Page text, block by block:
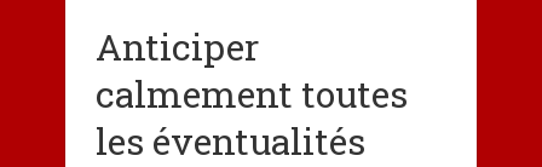
Anticiper
calmement toutes
les éventualités